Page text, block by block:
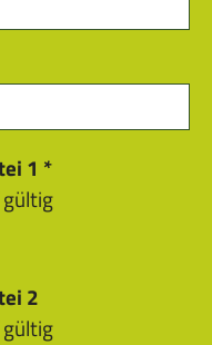
1 *Hinweis:
nur
2
nur